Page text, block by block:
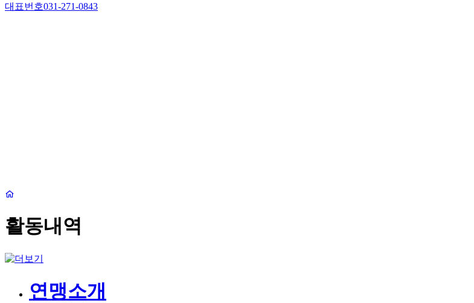
대표번호031-271-0843
활동내역
연맹소개